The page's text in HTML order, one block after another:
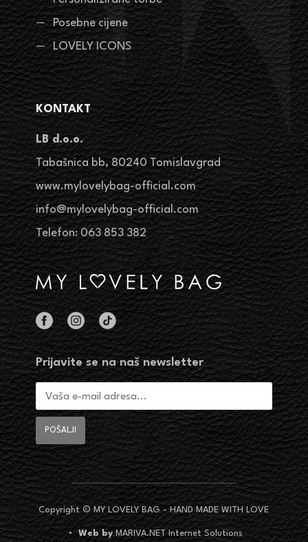
Posebne cijene
LOVELY ICONS
KONTAKT
LB d.o.o.
Tabašnica bb, 80240 Tomislavgrad
www.mylovelybag-official.com
info@mylovelybag-official.com
Telefon: 063 853 382
Prijavite se na naš newsletter
Copyright © MY LOVELY BAG - HAND MADE WITH LOVE
•Web by MARIVA.NET Internet Solutions